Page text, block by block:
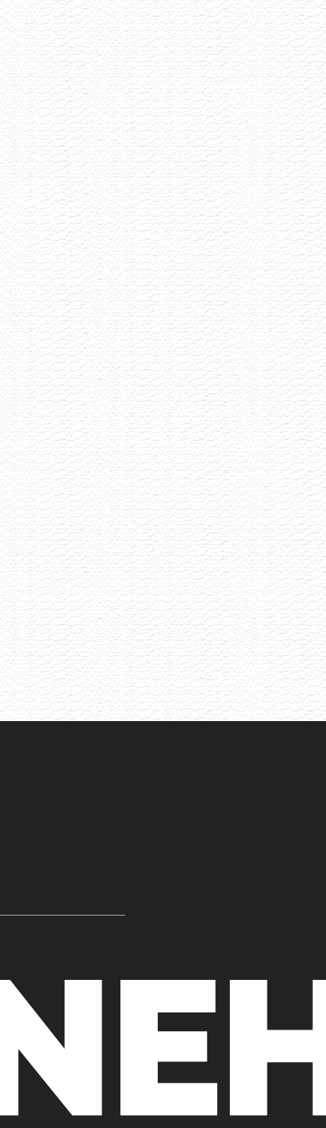
Akce již proběhla
Letní Pétnaty
22.6.2026
Selekce pétnatů napříč styly i původem